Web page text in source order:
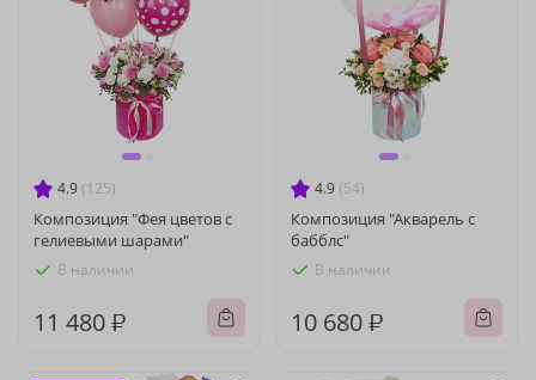
4.9 (125)
Композиция "Фея цветов с
гелиевыми шарами"
В наличии
11 480 ₽
4.9 (54)
Композиция "Акварель с
бабблс"
В наличии
10 680 ₽